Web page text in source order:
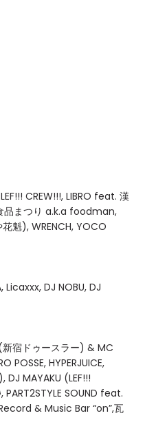
CREW!!!, LIBRO feat. 漢
品まつり a.k.a foodman,
魁), WRENCH, YOCO
Licaxxx, DJ NOBU, DJ
宿ドゥースラー) & MC
POSSE, HYPERJUICE,
DJ MAYAKU (LEF!!!
PART2STYLE SOUND feat.
& Music Bar “on”,瓦